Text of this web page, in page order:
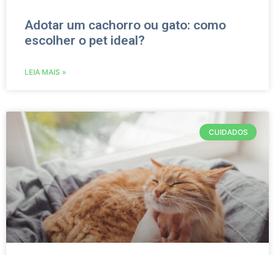
Adotar um cachorro ou gato: como
escolher o pet ideal?
LEIA MAIS »
CUIDADOS